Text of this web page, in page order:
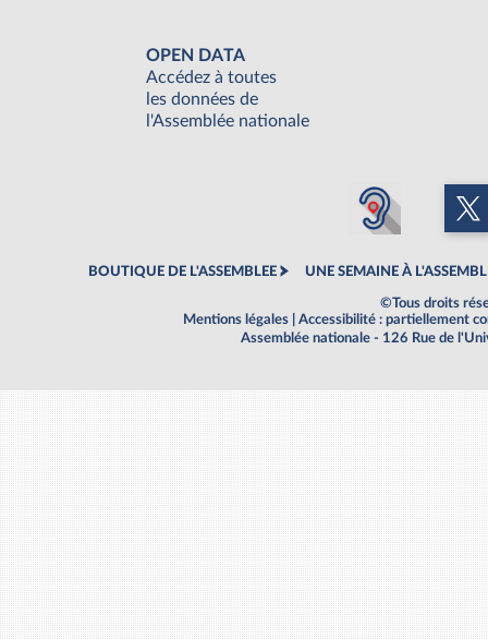
OPEN DATA
Accédez à toutes
les données de
l'Assemblée nationale
BOUTIQUE DE L'ASSEMBLEE UNE SEMAINE À
©Tous droits
Mentions légales
Accessibilité : partiellement
Assemblée nationale - 126 Rue de